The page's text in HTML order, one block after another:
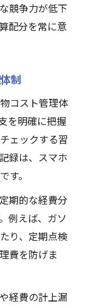
競争力が低下
配分を常に意
制
コスト管理体
を明確に把握
ェックする習
録は、スマホ
す。
期的な経費分
例えば、ガソ
り、定期点検
費を防げま
経費の計上漏